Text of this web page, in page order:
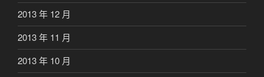
2013 年 12 月
2013 年 11 月
2013 年 10 月